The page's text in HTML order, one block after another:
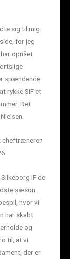
sig til mig.
for jeg
opnået
spændende.
rykke SIF et
Det
cheftræneren
IF de
sæson
hvor vi
har skabt
og
til, at vi
der er